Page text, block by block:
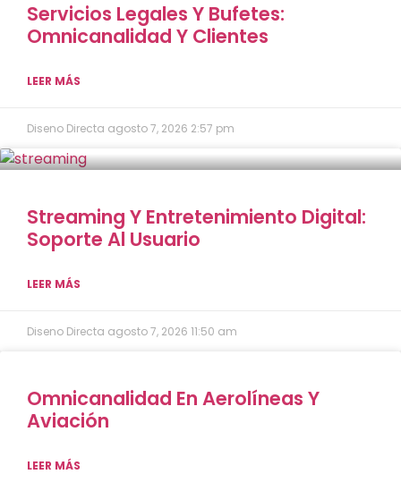
Servicios Legales Y Bufetes:
Omnicanalidad Y Clientes
LEER MÁS
Diseno Directa agosto 7, 2026 2:57 pm
Streaming Y Entretenimiento Digital:
Soporte Al Usuario
LEER MÁS
Diseno Directa agosto 7, 2026 11:50 am
Omnicanalidad En Aerolíneas Y
Aviación
LEER MÁS